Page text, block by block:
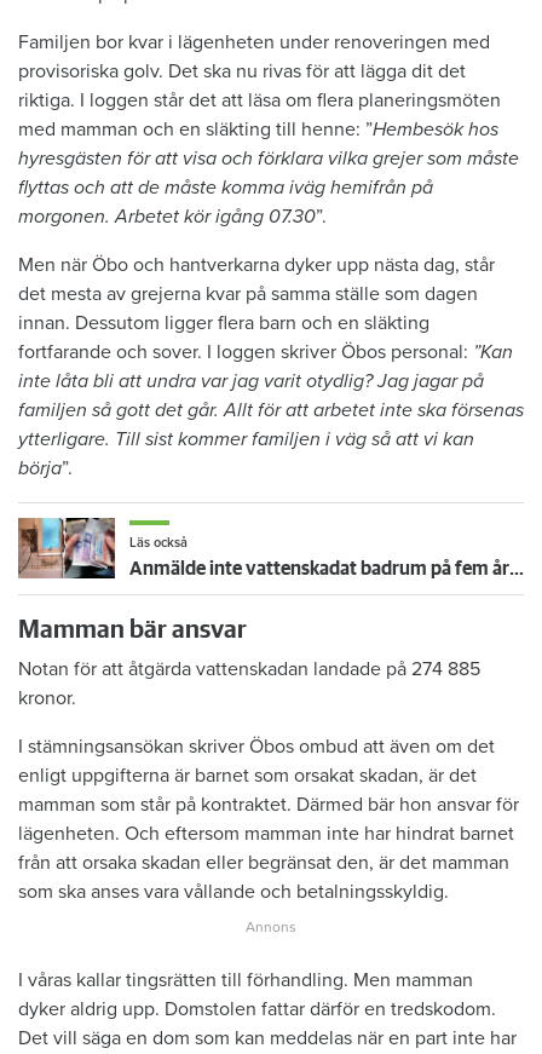
Familjen bor kvar i lägenheten under renoveringen med
provisoriska golv. Det ska nu rivas för att lägga dit det
riktiga. I loggen står det att läsa om flera planeringsmöten
med mamman och en släkting till henne: ”Hembesök hos
hyresgästen för att visa och förklara vilka grejer som måste
flyttas och att de måste komma iväg hemifrån på
morgonen. Arbetet kör igång 07.30”.
Men när Öbo och hantverkarna dyker upp nästa dag, står
det mesta av grejerna kvar på samma ställe som dagen
innan. Dessutom ligger flera barn och en släkting
fortfarande och sover. I loggen skriver Öbos personal: ”Kan
inte låta bli att undra var jag varit otydlig? Jag jagar på
familjen så gott det går. Allt för att arbetet inte ska försenas
ytterligare. Till sist kommer familjen i väg så att vi kan
börja”.
Läs också
Anmälde inte vattenskadat badrum på fem år – krävs på 125 000 kronor
Mamman bär ansvar
Notan för att åtgärda vattenskadan landade på 274 885
kronor.
I stämningsansökan skriver Öbos ombud att även om det
enligt uppgifterna är barnet som orsakat skadan, är det
mamman som står på kontraktet. Därmed bär hon ansvar för
lägenheten. Och eftersom mamman inte har hindrat barnet
från att orsaka skadan eller begränsat den, är det mamman
som ska anses vara vållande och betalningsskyldig.
I våras kallar tingsrätten till förhandling. Men mamman
dyker aldrig upp. Domstolen fattar därför en tredskodom.
Det vill säga en dom som kan meddelas när en part inte har